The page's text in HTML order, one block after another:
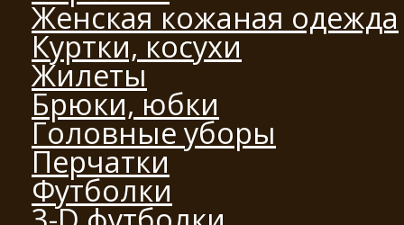
Женская кожаная одежда
Куртки, косухи
Жилеты
Брюки, юбки
Головные уборы
Перчатки
Футболки